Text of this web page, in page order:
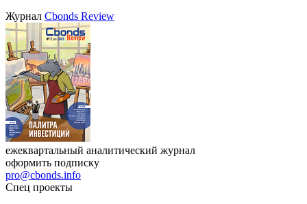
Журнал Cbonds Review
ежеквартальный аналитический журнал
оформить подписку
pro@cbonds.info
Спец проекты